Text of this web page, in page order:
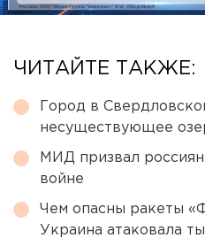
ЧИТАЙТЕ ТАКЖЕ:
Город в
несуществующее
МИД призвал россиян
войне
Чем опасны ракеты
Украина атаковала